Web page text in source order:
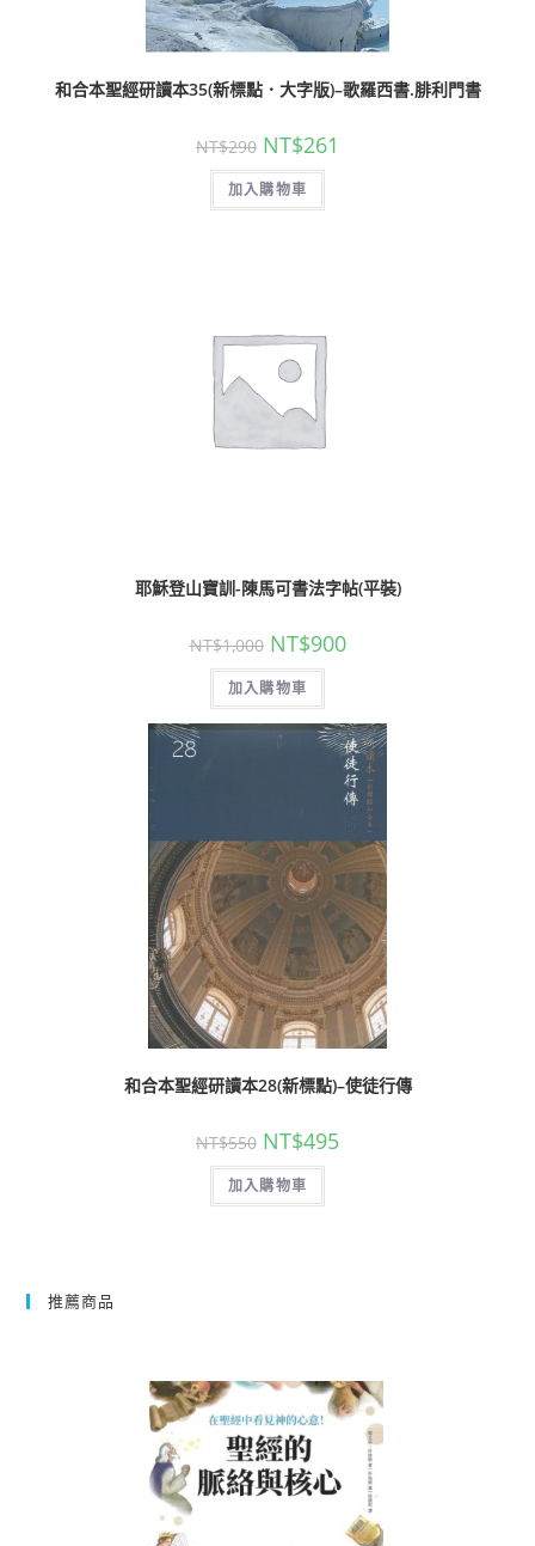
和合本聖經研讀本35(新標點．大字版)–歌羅西書.腓利門書
NT$290 NT$261
加入購物車
耶穌登山寶訓-陳馬可書法字帖(平裝)
NT$1,000 NT$900
加入購物車
和合本聖經研讀本28(新標點)–使徒行傳
NT$550 NT$495
加入購物車
推薦商品